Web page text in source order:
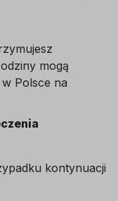
mogą
Polsce na
kontynuacji